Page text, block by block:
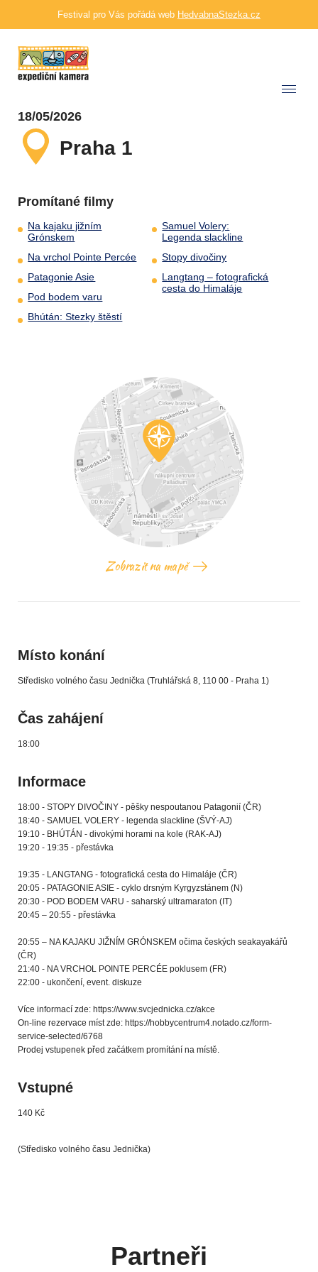
Festival pro Vás pořádá web HedvabnaStezka.cz
18/05/2026
Praha 1
Promítané filmy
Na kajaku jižním
Grónskem
Na vrchol Pointe Percée
Patagonie Asie
Pod bodem varu
Bhútán: Stezky štěstí
Samuel Volery:
Legenda slackline
Stopy divočiny
Langtang – fotografická
cesta do Himaláje
Zobrazit na mapě
Místo konání
Středisko volného času Jednička (Truhlářská 8, 110 00 - Praha 1)
Čas zahájení
18:00
Informace
18:00 - STOPY DIVOČINY - pěšky nespoutanou Patagonií (ČR)
18:40 - SAMUEL VOLERY - legenda slackline (ŠVÝ-AJ)
19:10 - BHÚTÁN - divokými horami na kole (RAK-AJ)
19:20 - 19:35 - přestávka
19:35 - LANGTANG - fotografická cesta do Himaláje (ČR)
20:05 - PATAGONIE ASIE - cyklo drsným Kyrgyzstánem (N)
20:30 - POD BODEM VARU - saharský ultramaraton (IT)
20:45 – 20:55 - přestávka
20:55 – NA KAJAKU JIŽNÍM GRÓNSKEM očima českých seakayakářů
(ČR)
21:40 - NA VRCHOL POINTE PERCÉE poklusem (FR)
22:00 - ukončení, event. diskuze
Více informací zde: https://www.svcjednicka.cz/akce
On-line rezervace míst zde: https://hobbycentrum4.notado.cz/form-
service-selected/6768
Prodej vstupenek před začátkem promítání na místě.
Vstupné
140 Kč
(Středisko volného času Jednička)
Partneři